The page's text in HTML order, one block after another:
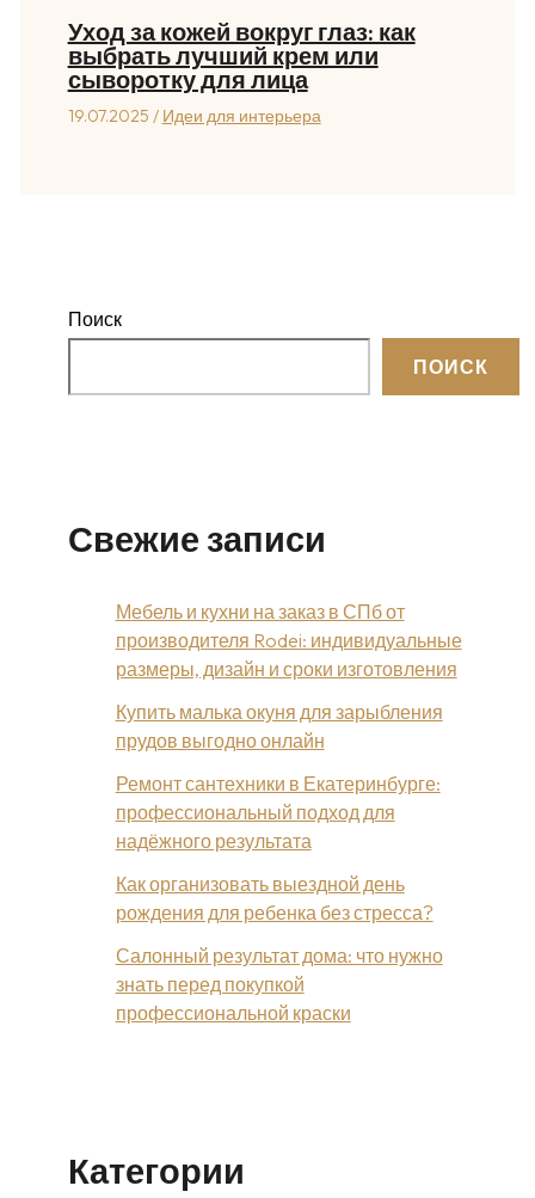
Уход за кожей вокруг глаз: как
выбрать лучший крем или
сыворотку для лица
19.07.2025 / Идеи для интерьера
Поиск
ПОИСК
Свежие записи
Мебель и кухни на заказ в СПб от
производителя Rodei: индивидуальные
размеры, дизайн и сроки изготовления
Купить малька окуня для зарыбления
прудов выгодно онлайн
Ремонт сантехники в Екатеринбурге:
профессиональный подход для
надёжного результата
Как организовать выездной день
рождения для ребенка без стресса?
Салонный результат дома: что нужно
знать перед покупкой
профессиональной краски
Категории